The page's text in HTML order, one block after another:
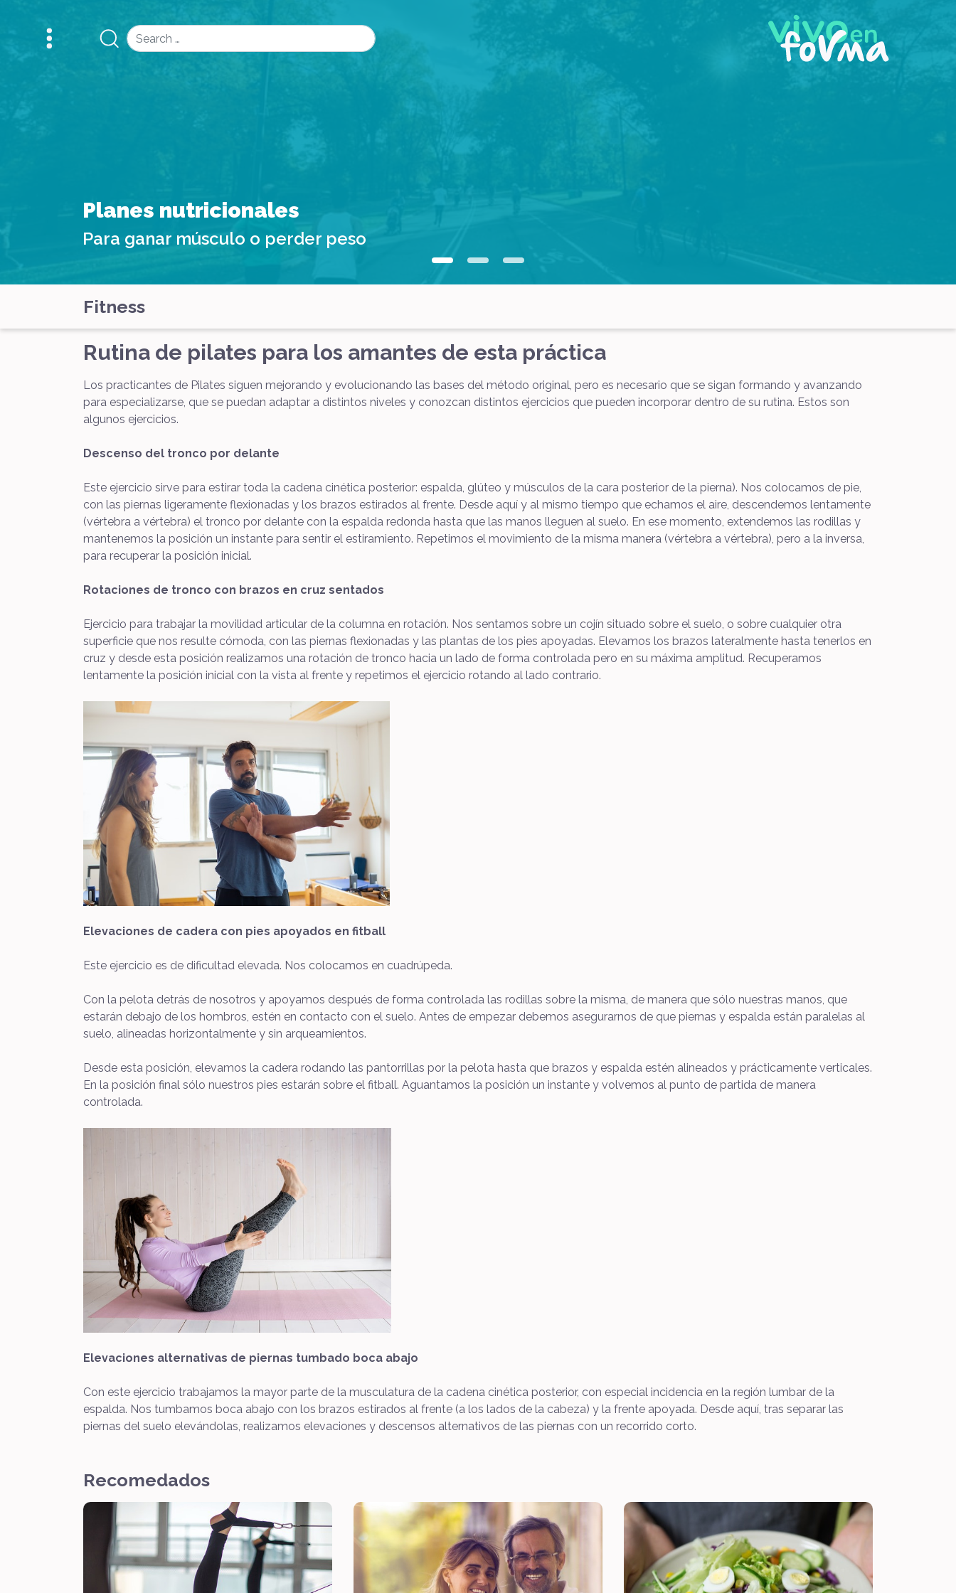
Search
Planes nutricionales
Para ganar músculo o perder peso
Fitness
Rutina de pilates para los amantes de esta práctica
Los practicantes de Pilates siguen mejorando y evolucionando las bases del método original, pero es necesario que se sigan formando y avanzando
para especializarse, que se puedan adaptar a distintos niveles y conozcan distintos ejercicios que pueden incorporar dentro de su rutina. Estos son
algunos ejercicios.
Descenso del tronco por delante
Este ejercicio sirve para estirar toda la cadena cinética posterior: espalda, glúteo y músculos de la cara posterior de la pierna). Nos colocamos de pie,
con las piernas ligeramente flexionadas y los brazos estirados al frente. Desde aquí y al mismo tiempo que echamos el aire, descendemos lentamente
(vértebra a vértebra) el tronco por delante con la espalda redonda hasta que las manos lleguen al suelo. En ese momento, extendemos las rodillas y
mantenemos la posición un instante para sentir el estiramiento. Repetimos el movimiento de la misma manera (vértebra a vértebra), pero a la inversa,
para recuperar la posición inicial.
Rotaciones de tronco con brazos en cruz sentados
Ejercicio para trabajar la movilidad articular de la columna en rotación. Nos sentamos sobre un cojín situado sobre el suelo, o sobre cualquier otra
superficie que nos resulte cómoda, con las piernas flexionadas y las plantas de los pies apoyadas. Elevamos los brazos lateralmente hasta tenerlos en
cruz y desde esta posición realizamos una rotación de tronco hacia un lado de forma controlada pero en su máxima amplitud. Recuperamos
lentamente la posición inicial con la vista al frente y repetimos el ejercicio rotando al lado contrario.
Elevaciones de cadera con pies apoyados en fitball
Este ejercicio es de dificultad elevada. Nos colocamos en cuadrúpeda.
Con la pelota detrás de nosotros y apoyamos después de forma controlada las rodillas sobre la misma, de manera que sólo nuestras manos, que
estarán debajo de los hombros, estén en contacto con el suelo. Antes de empezar debemos asegurarnos de que piernas y espalda están paralelas al
suelo, alineadas horizontalmente y sin arqueamientos.
Desde esta posición, elevamos la cadera rodando las pantorrillas por la pelota hasta que brazos y espalda estén alineados y prácticamente verticales.
En la posición final sólo nuestros pies estarán sobre el fitball. Aguantamos la posición un instante y volvemos al punto de partida de manera
controlada.
Elevaciones alternativas de piernas tumbado boca abajo
Con este ejercicio trabajamos la mayor parte de la musculatura de la cadena cinética posterior, con especial incidencia en la región lumbar de la
espalda. Nos tumbamos boca abajo con los brazos estirados al frente (a los lados de la cabeza) y la frente apoyada. Desde aquí, tras separar las
piernas del suelo elevándolas, realizamos elevaciones y descensos alternativos de las piernas con un recorrido corto.
Recomedados